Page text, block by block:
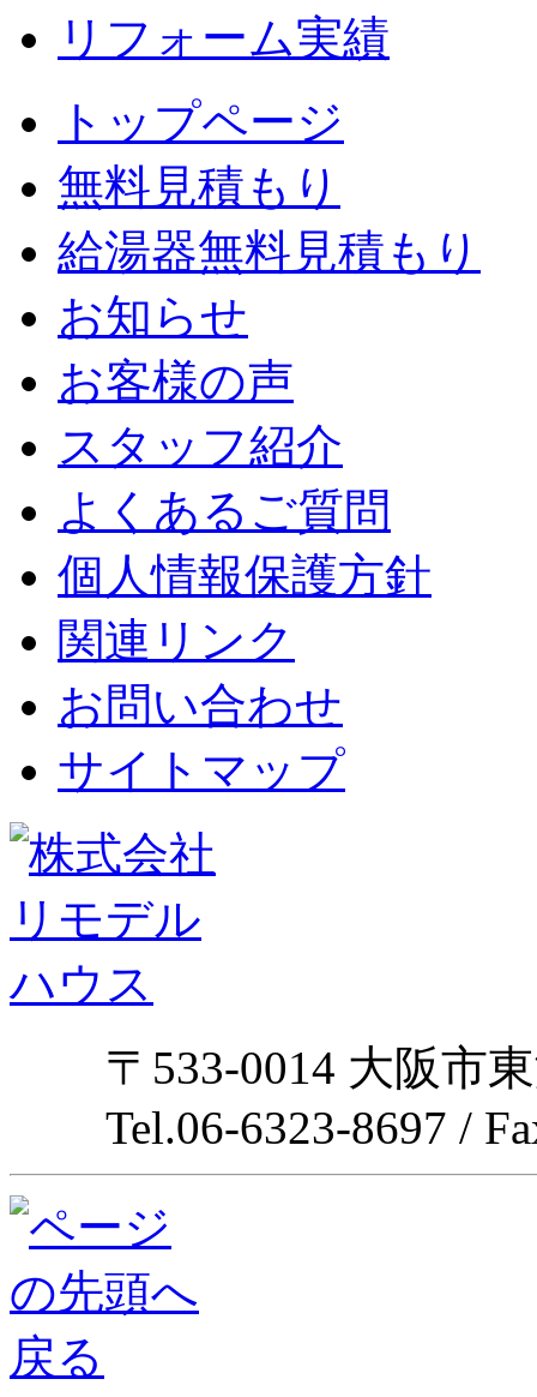
リフォーム実績
トップページ
無料見積もり
給湯器無料見積もり
お知らせ
お客様の声
スタッフ紹介
よくあるご質問
個人情報保護方針
関連リンク
お問い合わせ
サイトマップ
〒533-0014 大阪市
Tel.06-6323-8697 /